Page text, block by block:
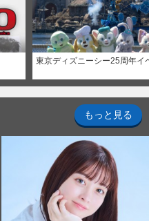
東京ディズニーシー25周年イ
もっと見る